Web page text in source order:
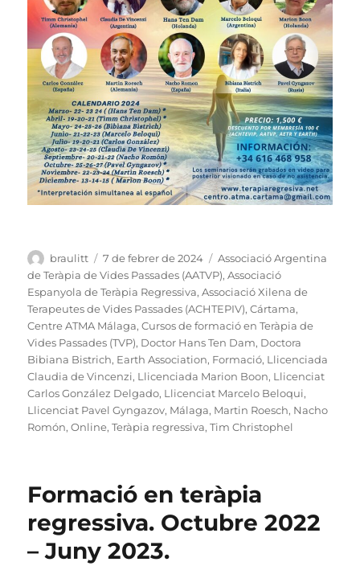
Autor
braulitt
Publicat
el
7 de febrer de 2024 Categories
Associació Argentina
de Teràpia de Vides Passades (AATVP),Associació
Espanyola de Teràpia Regressiva,Associació Xilena de
Terapeutes de Vides Passades (ACHTEPIV),Cártama,
Centre ATMA Málaga,Cursos de formació en Teràpia de
Vides Passades (TVP), Doctor Hans Ten Dam, Doctora
Bibiana Bistrich, Earth Association, Formació, Llicenciada
Claudia de Vincenzi, Llicenciada Marion Boon, Llicenciat
Carlos González Delgado, Llicenciat Marcelo Beloqui,
Llicenciat Pavel Gyngazov, Málaga, Martin Roesch, Nacho
Romón,Online,Teràpia regressiva,Tim Christophel
Formació en teràpia
regressiva. Octubre 2022
– Juny 2023.